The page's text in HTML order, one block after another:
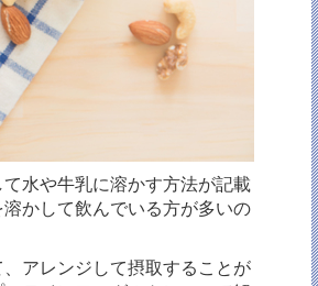
水や牛乳に溶かす方法が記載
かして飲んでいる方が多いの
アレンジして摂取することが